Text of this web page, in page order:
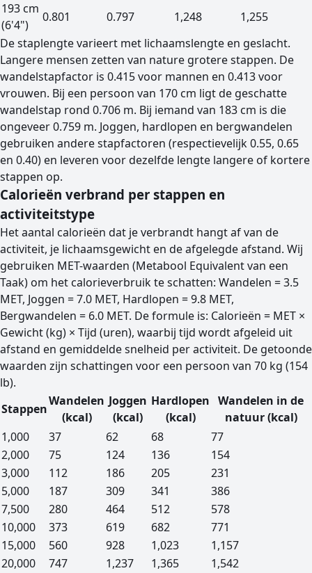
193 cm
(6'4")
0.801 0.797 1,248
1,255
De staplengte varieert met lichaamslengte en geslacht.
Langere mensen zetten van nature grotere stappen. De
wandelstapfactor is 0.415 voor mannen en 0.413 voor
vrouwen. Bij een persoon van 170 cm ligt de geschatte
wandelstap rond 0.706 m. Bij iemand van 183 cm is die
ongeveer 0.759 m. Joggen, hardlopen en bergwandelen
gebruiken andere stapfactoren (respectievelijk 0.55, 0.65
en 0.40) en leveren voor dezelfde lengte langere of kortere
stappen op.
Calorieën verbrand per stappen en
activiteitstype
Het aantal calorieën dat je verbrandt hangt af van de
activiteit, je lichaamsgewicht en de afgelegde afstand. Wij
gebruiken MET-waarden (Metabool Equivalent van een
Taak) om het calorieverbruik te schatten: Wandelen = 3.5
MET, Joggen = 7.0 MET, Hardlopen = 9.8 MET,
Bergwandelen = 6.0 MET. De formule is: Calorieën = MET ×
Gewicht (kg) × Tijd (uren), waarbij tijd wordt afgeleid uit
afstand en gemiddelde snelheid per activiteit. De getoonde
waarden zijn schattingen voor een persoon van 70 kg (154
lb).
Geschatte calorieën verbrand per stappentelling en
Stappen
Wandelen
(kcal)
Joggen
(kcal)
Hardlopen
(kcal)
Wandelen in de
natuur (kcal)
1,000
37 62 68
77
2,000
75 124 136
154
3,000
112 186 205
231
5,000
187 309 341
386
7,500
280 464 512
578
10,000
373 619 682
771
15,000
560 928 1,023
1,157
20,000
747 1,237 1,365
1,542